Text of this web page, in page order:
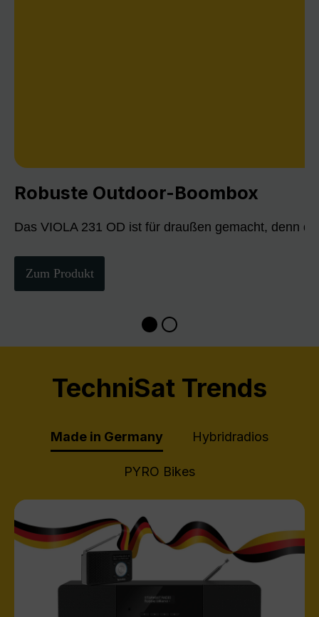
Robuste Outdoor-Boombox
Das VIOLA 231 OD ist für draußen gemacht, denn
Zum Produkt
TechniSat Trends
Made in Germany Hybridradios
PYRO Bikes